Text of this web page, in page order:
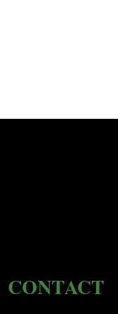
CONTACT